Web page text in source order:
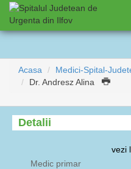
Acasa
Medici-Spital-
Dr. Andresz Alina
Detalii
vezi
Medic primar